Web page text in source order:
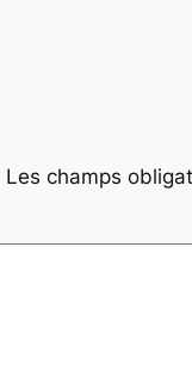
Les champs